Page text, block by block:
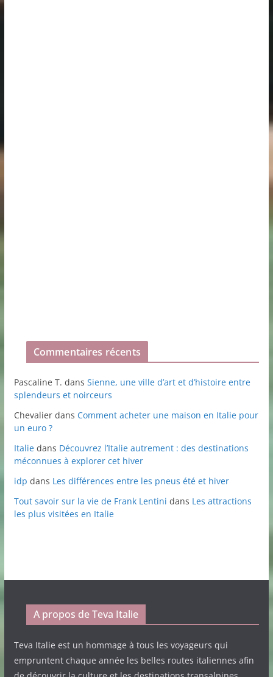
Commentaires récents
Pascaline T. dans Sienne, une ville d’art et d’histoire entre
splendeurs et noirceurs
Chevalierdans Comment acheter une maison en Italie pour
un euro ?
Italiedans Découvrez l’Italie autrement : des destinations
méconnues à explorer cet hiver
idp dans Les différences entre les pneus été et hiver
Tout savoir sur la vie de Frank Lentini dans Les attractions
les plus visitées en Italie
A propos de Teva Italie
Teva Italie est un hommage à tous les voyageurs qui
empruntent chaque année les belles routes italiennes afin